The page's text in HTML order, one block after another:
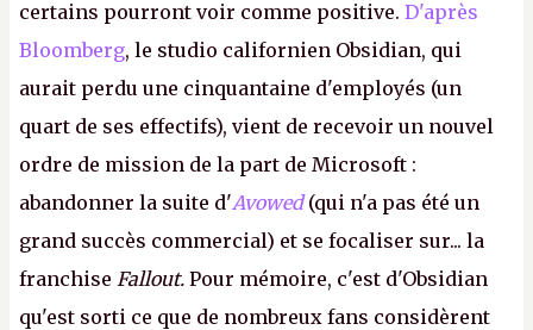
certains pourront voir comme positive. D'après
Bloomberg, le studio californien Obsidian, qui
aurait perdu une cinquantaine d'employés (un
quart de ses effectifs), vient de recevoir un nouvel
ordre de mission de la part de Microsoft :
abandonner la suite d'Avowed(qui n'a pas été un
grand succès commercial) et se focaliser sur... la
franchise Fallout. Pour mémoire, c'est d'Obsidian
qu'est sorti ce que de nombreux fans considèrent